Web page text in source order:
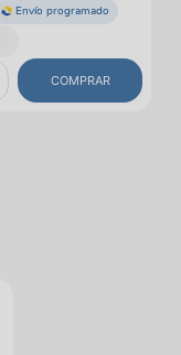
Envío programado
COMPRAR